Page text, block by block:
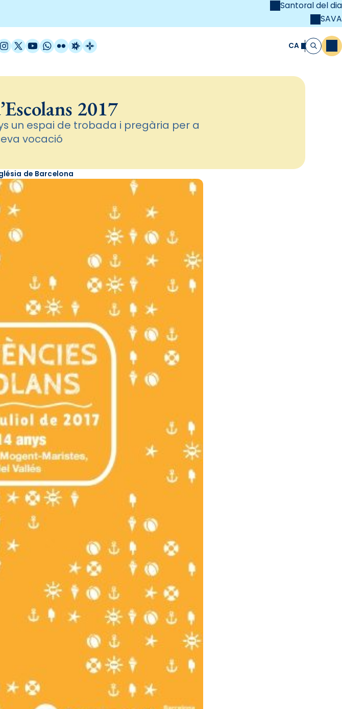
Santoral del dia
SAVA
X / Twitter
YouTube
WhatsApp
FlickrRadio Estel
Catalunya Cristiana CA Cerca
2017
un espai de trobada i pregària per a
vocació
de Barcelona